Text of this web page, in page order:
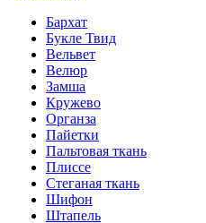
Бархат
Букле Твид
Вельвет
Велюр
Замша
Кружево
Органза
Пайетки
Пальтовая ткань
Плиссе
Стеганая ткань
Шифон
Штапель